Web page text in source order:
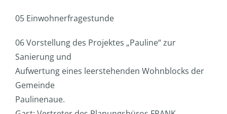
05 Einwohnerfragestunde
06 Vorstellung des Projektes „Pauline“ zur
Sanierung und
Aufwertung eines leerstehenden Wohnblocks der
Gemeinde
Paulinenaue.